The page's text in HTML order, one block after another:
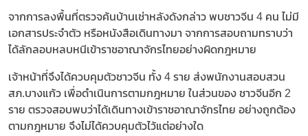
จากการลงพื้นที่ตรวจค้นบ้านเช่าหลังดังกล่าว พบชาวจีน 4 คน ไม่มี
เอกสารประจำตัว หรือหนังสือเดินทางมา จากการสอบถามทราบว่า
ได้ลักลอบหลบหนีเข้าราชอาณาจักรไทยอย่างผิดกฎหมาย
เจ้าหน้าที่จึงได้ควบคุมตัวชาวจีน ทั้ง 4 ราย ส่งพนักงานสอบสวน
สภ.บางแก้ว เพื่อดำเนินการตามกฎหมาย ในส่วนของ ชาวจีนอีก 2
ราย ตรวจสอบพบว่าได้เดินทางเข้าราชอาณาจักรไทย อย่างถูกต้อง
ตามกฎหมาย จึงไม่ได้ควบคุมตัวไว้แต่อย่างใด